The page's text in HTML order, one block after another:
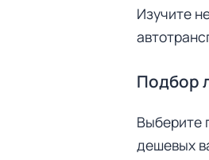
Изучите
Подбор
Выберите
дешевых